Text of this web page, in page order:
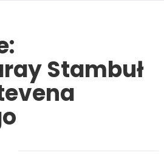
Stambuł